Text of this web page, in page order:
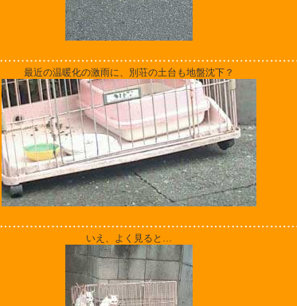
最近の温暖化の激雨に、別荘の土台も地盤沈下？
いえ、よく見ると…